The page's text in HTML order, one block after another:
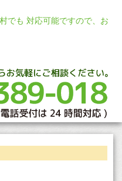
も 対応可能ですので、お